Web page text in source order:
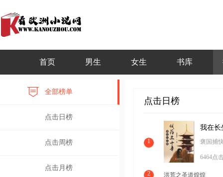
首页 男生 女生 书库
全部榜单
点击日榜
点击周榜
点击月榜
点击日榜
1 褒国捕
6464点
2 洪荒之圣道煌煌